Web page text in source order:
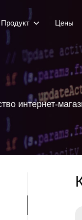
Продукт Цены
интернет-